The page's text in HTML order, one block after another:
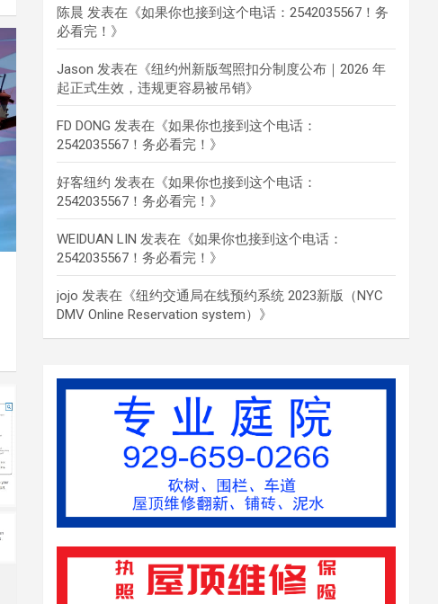
陈晨 发表在《如果你也接到这个电话：2542035567！务
必看完！ 》
Jason 发表在《纽约州新版驾照扣分制度公布｜2026 年
起正式生效，违规更容易被吊销》
FD DONG 发表在《如果你也接到这个电话：
2542035567！务必看完！ 》
好客纽约 发表在《如果你也接到这个电话：
2542035567！务必看完！ 》
WEIDUAN LIN 发表在《如果你也接到这个电话：
2542035567！务必看完！ 》
jojo 发表在《纽约交通局在线预约系统 2023新版（NYC
DMV Online Reservation system） 》